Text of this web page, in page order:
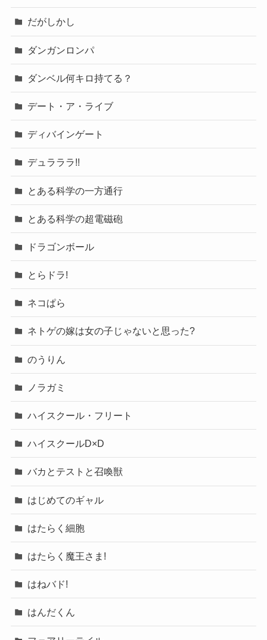
だがしかし
ダンガンロンパ
ダンベル何キロ持てる？
デート・ア・ライブ
ディバインゲート
デュラララ!!
とある科学の一方通行
とある科学の超電磁砲
ドラゴンボール
とらドラ!
ネコぱら
ネトゲの嫁は女の子じゃないと思った?
のうりん
ノラガミ
ハイスクール・フリート
ハイスクールD×D
バカとテストと召喚獣
はじめてのギャル
はたらく細胞
はたらく魔王さま!
はねバド!
はんだくん